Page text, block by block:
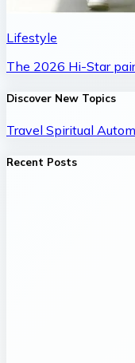
Lifestyle
The 2026 Hi-Star
Discover New Topics
Travel Spiritual
Recent Posts